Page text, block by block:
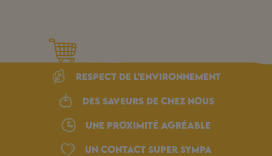
Respect de l’environnement
Des saveurs de chez nous
une proximité agréable
Un Contact Super Sympa